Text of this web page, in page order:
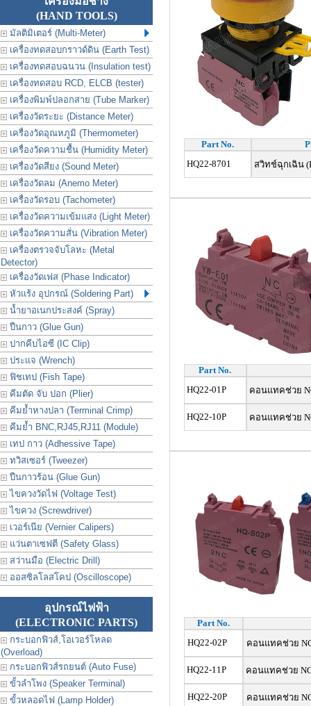
(HAND TOOLS)
มัลติมิเตอร์ (Multi-Meter)
เครื่องทดสอบกราวด์ดิน (Earth Test)
เครื่องทดสอบฉนวน (Insulation test)
เครื่องทดสอบ RCD, ELCB (tester)
เครื่องพิมพ์ปลอกสาย (Tube Marker)
เครื่องวัดระยะ (Distance Meter)
เครื่องวัดอุณหภูมิ (Thermometer)
เครื่องวัดความชื้น (Humidity Meter)
เครื่องวัดสียง (Sound Meter)
เครื่องวัดลม (Anemo Meter)
เครื่องวัดรอบ (Tachometer)
เครื่องวัดความเข้มแสง (Light Meter)
เครื่องวัดความสั่น (Vibration Meter)
เครื่องตรวจจับโลหะ (Metal
Detector)
เครื่องวัดเฟส (Phase Indicator)
หัวแร้ง อุปกรณ์ (Soldering Part)
น้ำยาอเนกประสงค์ (Spray)
ปืนกาว (Glue Gun)
ปากคีบไอซี (IC Clip)
ประเเจ (Wrench)
ฟิชเทป (Fish Tape)
คีมตัด จับ ปอก (Plier)
คีมย้ำหางปลา (Terminal Crimp)
คีมย้ำ BNC,RJ45,RJ11 (Module)
เทป กาว (Adhessive Tape)
ทวิสเซอร์ (Tweezer)
ปืนกาวร้อน (Glue Gun)
ไขควงวัดไฟ (Voltage Test)
ไขควง (Screwdriver)
เวอร์เนีย (Vernier Calipers)
แว่นตาเซฟตี (Safety Glass)
สว่านมือ (Electric Drill)
ออสซิลโลสโคป (Oscilloscope)
อุปกรณ์ไฟฟ้า
(ELECTRONIC PARTS)
กระบอกฟิวส์,โอเวอร์โหลด
(Overload)
กระบอกฟิวส์รถยนต์ (Auto Fuse)
ขั้วลำโพง (Speaker Terminal)
ขั้วหลอดไฟ (Lamp Holder)
Part No.
HQ22-8701
สวิทช์ฉุกเฉิน
Part No.
HQ22-01P
คอนแทคช่วย
HQ22-10P คอนแทคช่วย
Part No.
HQ22-02P
คอนแทคช่วย
HQ22-11P คอนแทคช่วย
HQ22-20P คอนแทคช่วย